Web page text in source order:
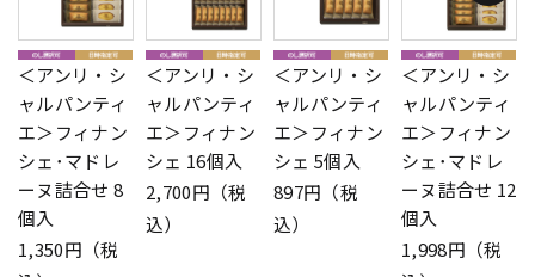
＜アンリ・シ
ャルパンティ
エ＞フィナン
シェ･マドレ
ーヌ詰合せ 8
個入
1,350円（税
＜アンリ・シ
ャルパンティ
エ＞フィナン
シェ 16個入
2,700円（税
込）
＜アンリ・シ
ャルパンティ
エ＞フィナン
シェ 5個入
897円（税
込）
＜アンリ・シ
ャルパンティ
エ＞フィナン
シェ･マドレ
ーヌ詰合せ 12
個入
1,998円（税